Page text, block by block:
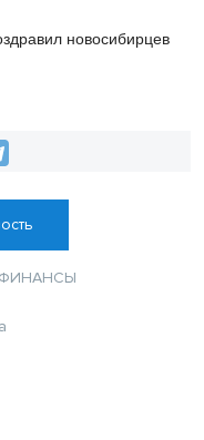
новосибирцев
ФИНАНСЫ